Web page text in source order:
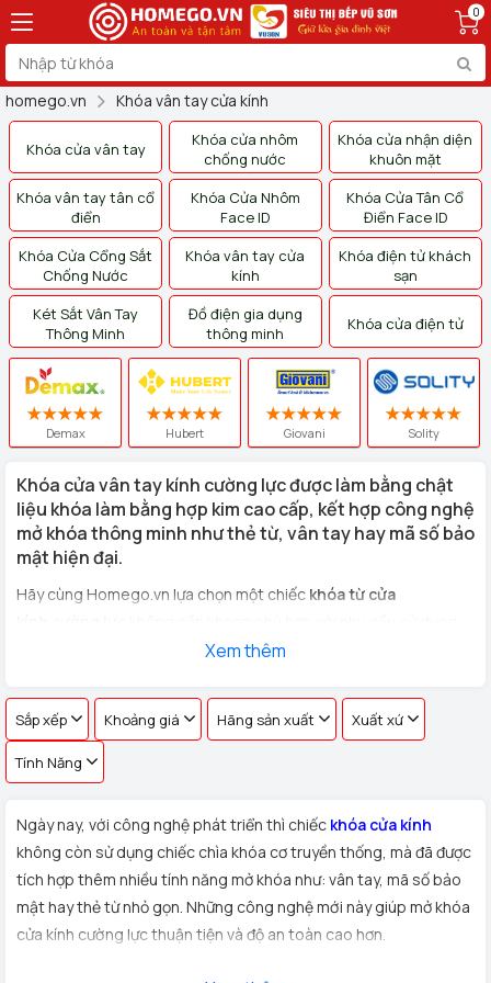
0
homego.vn Khóa vân tay cửa kính
Khóa cửa vân tay
Khóa cửa nhôm
chống nước
Khóa cửa nhận diện
khuôn mặt
Khóa vân tay tân cổ
điển
Khóa Cửa Nhôm
Face ID
Khóa Cửa Tân Cổ
Điển Face ID
Khóa Cửa Cổng Sắt
Chống Nước
Khóa vân tay cửa
kính
Khóa điện tử khách
sạn
Két Sắt Vân Tay
Thông Minh
Đồ điện gia dụng
thông minh
Khóa cửa điện tử
Demax Hubert Giovani Solity
Khóa cửa vân tay kính cường lực được làm bằng chật
liệu khóa làm bằng hợp kim cao cấp, kết hợp công nghệ
mở khóa thông minh như thẻ từ, vân tay hay mã số bảo
mật hiện đại.
Hãy cùng Homego.vn lựa chọn một chiếc khóa từ cửa
cửa kính văn phòng, cửa hàng, nhà riêng
Xem thêm
Sắp xếp Khoảng giá Hãng sản xuất Xuất xứ
Tính Năng
Ngày nay, với công nghệ phát triển thì chiếc khóa cửa kính
không còn sử dụng chiếc chìa khóa cơ truyền thống, mà đã được
tích hợp thêm nhiều tính năng mở khóa như: vân tay, mã số bảo
mật hay thẻ từ nhỏ gọn. Những công nghệ mới này giúp mở khóa
cửa kính cường lực thuận tiện và độ an toàn cao hơn.